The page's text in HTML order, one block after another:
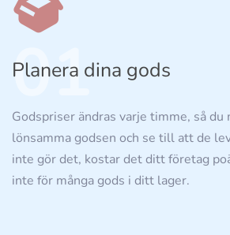
01
Planera dina gods
Godspriser ändras varje timme, så
lönsamma godsen och se till att de
inte gör det, kostar det ditt företag
inte för många gods i ditt lager.